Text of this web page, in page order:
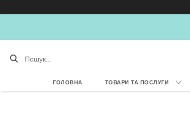
ГОЛОВНА ТОВАРИ ТА ПОСЛУГИ